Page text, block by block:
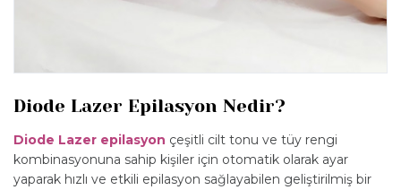
Diode Lazer Epilasyon Nedir?
Diode Lazer epilasyon çeşitli cilt tonu ve tüy rengi
kombinasyonuna sahip kişiler için otomatik olarak ayar
yaparak hızlı ve etkili epilasyon sağlayabilen geliştirilmiş bir